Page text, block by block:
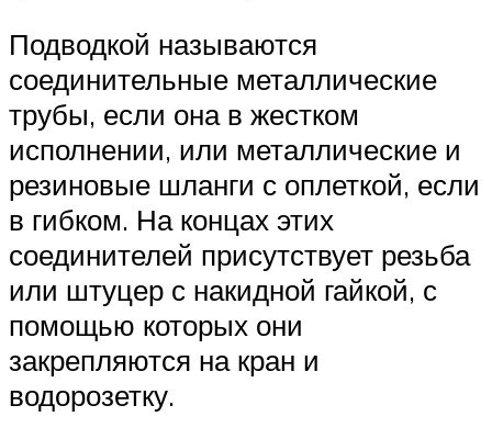
Подводкой называются
соединительные металлические
трубы, если она в жестком
исполнении, или металлические и
резиновые шланги с оплеткой, если
в гибком. На концах этих
соединителей присутствует резьба
или штуцер с накидной гайкой, с
помощью которых они
закрепляются на кран и
водорозетку.